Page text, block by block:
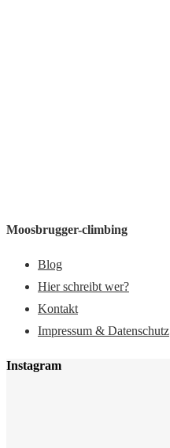
Moosbrugger-climbing
Blog
Hier schreibt wer?
Kontakt
Impressum & Datenschutz
Instagram